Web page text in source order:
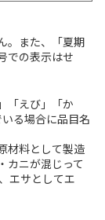
。また、「夏期
での表示はせ
「えび」「か
る場合に品目名
材料として製造
カニが混じって
エサとしてエ